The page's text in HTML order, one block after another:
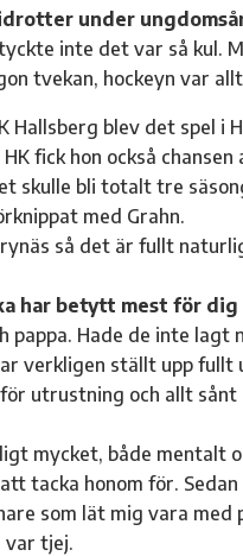
under
inte det var så kul.
tvekan, hockeyn var
Hallsberg blev det spel i
fick hon också
skulle bli totalt tre
med Grahn.
så det är fullt
har betytt mest för dig
pappa. Hade de inte
verkligen ställt upp
utrustning och allt sånt
mycket, både mentalt
tacka honom för.
som lät mig vara
var tjej.